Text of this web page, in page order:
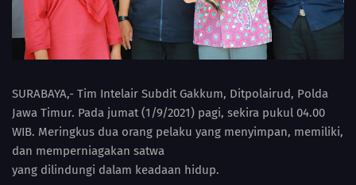
SURABAYA,- Tim Intelair Subdit Gakkum, Ditpolairud, Polda
Jawa Timur. Pada jumat (1/9/2021) pagi, sekira pukul 04.00
WIB. Meringkus dua orang pelaku yang menyimpan, memiliki,
dan memperniagakan satwa
yang dilindungi dalam keadaan hidup.